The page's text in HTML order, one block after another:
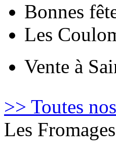
Bonnes
Les
Vente à
>> Toutes
Les